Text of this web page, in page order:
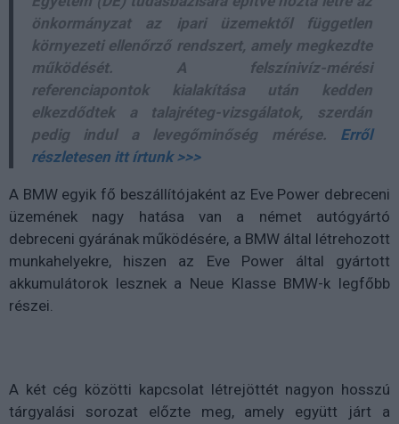
önkormányzat az ipari üzemektől független
környezeti ellenőrző rendszert, amely megkezdte
működését. A felszínivíz-mérési
referenciapontok kialakítása után kedden
elkezdődtek a talajréteg-vizsgálatok, szerdán
pedig indul a levegőminőség mérése. Erről
részletesen itt írtunk >>>
A BMW egyik fő beszállítójaként az Eve Power debreceni
üzemének nagy hatása van a német autógyártó
debreceni gyárának működésére, a BMW által létrehozott
munkahelyekre, hiszen az Eve Power által gyártott
akkumulátorok lesznek a Neue Klasse BMW-k legfőbb
részei.
A két cég közötti kapcsolat létrejöttét nagyon hosszú
tárgyalási sorozat előzte meg, amely együtt járt a